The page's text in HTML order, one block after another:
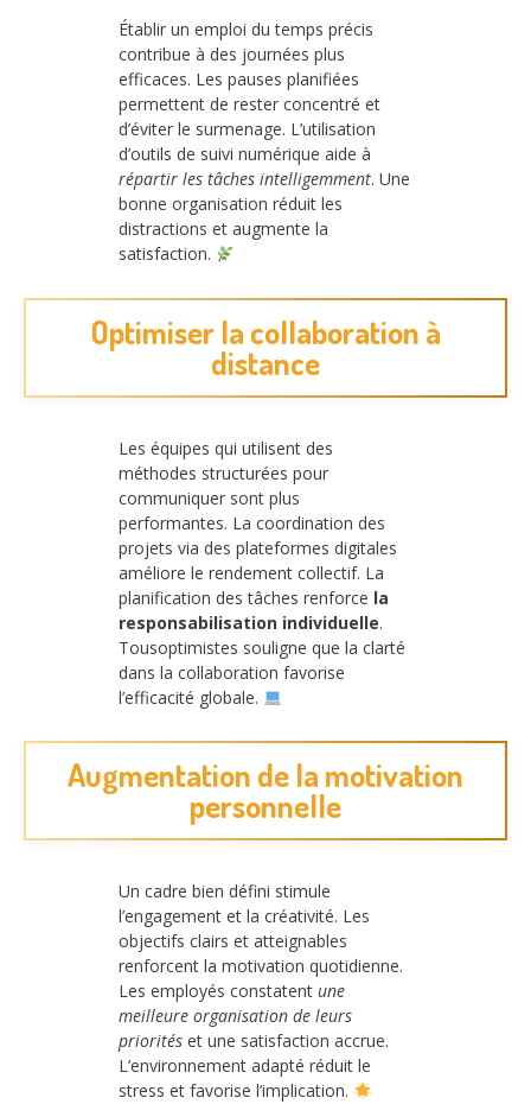
Établir un emploi du temps précis
contribue à des journées plus
efficaces. Les pauses planifiées
permettent de rester concentré et
d’éviter le surmenage. L’utilisation
d’outils de suivi numérique aide à
répartir les tâches intelligemment. Une
bonne organisation réduit les
distractions et augmente la
satisfaction.
Optimiser la collaboration à
distance
Les équipes qui utilisent des
méthodes structurées pour
communiquer sont plus
performantes. La coordination des
projets via des plateformes digitales
améliore le rendement collectif. La
planification des tâches renforce la
responsabilisation individuelle.
Tousoptimistes souligne que la clarté
dans la collaboration favorise
l’efficacité globale.
Augmentation de la motivation
personnelle
Un cadre bien défini stimule
l’engagement et la créativité. Les
objectifs clairs et atteignables
renforcent la motivation quotidienne.
Les employés constatent une
meilleure organisation de leurs
priorités et une satisfaction accrue.
L’environnement adapté réduit le
stress et favorise l’implication.